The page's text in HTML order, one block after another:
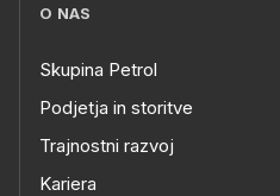
O NAS
Skupina Petrol
Podjetja in storitve
Trajnostni razvoj
Kariera